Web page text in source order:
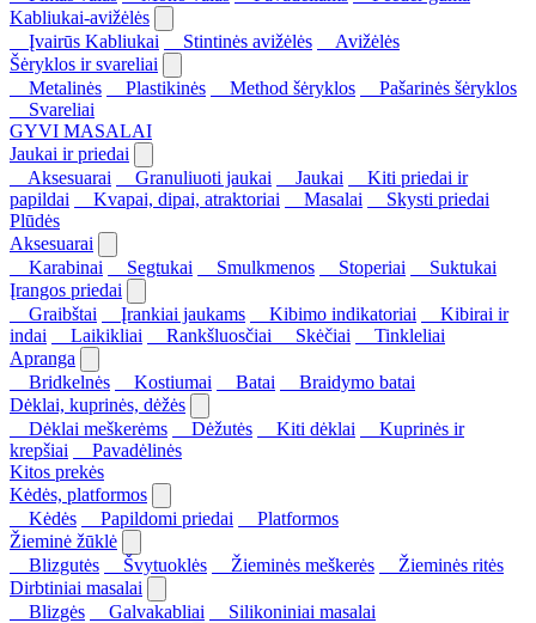
Kabliukai-avižėlės
Įvairūs Kabliukai
Stintinės avižėlės
Avižėlės
Šėryklos ir svareliai
Metalinės
Plastikinės Method šėryklos
Pašarinės šėryklos
Svareliai
GYVI MASALAI
Jaukai ir priedai
Aksesuarai
Granuliuoti jaukai Jaukai
Kiti priedai ir
papildai
Kvapai, dipai, atraktoriai Masalai
Skysti priedai
Plūdės
Aksesuarai
Karabinai
Segtukai Smulkmenos Stoperiai
Suktukai
Įrangos priedai
Graibštai
Įrankiai jaukams Kibimo indikatoriai
Kibirai ir
indai
Laikikliai Rankšluosčiai Skėčiai
Tinkleliai
Apranga
Bridkelnės
Kostiumai Batai
Braidymo batai
Dėklai, kuprinės, dėžės
Dėklai meškerėms
Dėžutės Kiti dėklai
Kuprinės ir
krepšiai
Pavadėlinės
Kitos prekės
Kėdės, platformos
Kėdės
Papildomi priedai
Platformos
Žieminė žūklė
Blizgutės
Švytuoklės Žieminės meškerės
Žieminės ritės
Dirbtiniai masalai
Blizgės
Galvakabliai
Silikoniniai masalai